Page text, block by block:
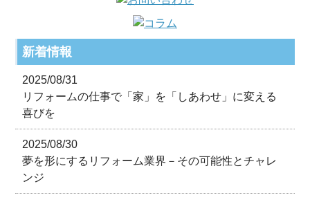
新着情報
2025/08/31
リフォームの仕事で「家」を「しあわせ」に変える
喜びを
2025/08/30
夢を形にするリフォーム業界－その可能性とチャレ
ンジ